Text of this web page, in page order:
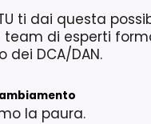
ti dai questa
team di esperti
DCA/DAN.
la paura.